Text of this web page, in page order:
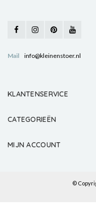
Mail info@kleinenstoer.nl
KLANTENSERVICE
CATEGORIEËN
MIJN ACCOUNT
©